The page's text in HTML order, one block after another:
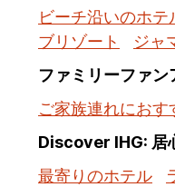
ビーチ沿いのホテ
ブリゾート
ジャ
ファミリーファ
ご家族連れにおす
Discover IHG: 居
最寄りのホテル